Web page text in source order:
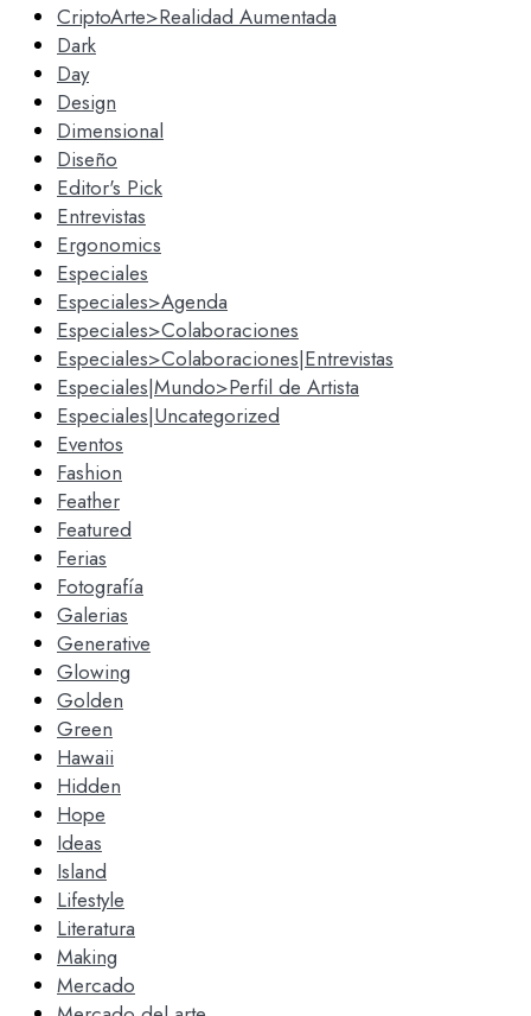
CriptoArte>Realidad Aumentada
Dark
Day
Design
Dimensional
Diseño
Editor's Pick
Entrevistas
Ergonomics
Especiales
Especiales>Agenda
Especiales>Colaboraciones
Especiales>Colaboraciones|Entrevistas
Especiales|Mundo>Perfil de Artista
Especiales|Uncategorized
Eventos
Fashion
Feather
Featured
Ferias
Fotografía
Galerias
Generative
Glowing
Golden
Green
Hawaii
Hidden
Hope
Ideas
Island
Lifestyle
Literatura
Making
Mercado